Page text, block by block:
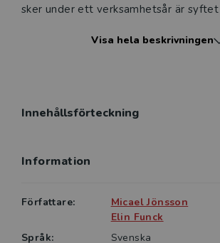
sker under ett verksamhetsår är
samt utgöra underlag för olika analyser
grundläggande kunskap och förståelse
arbetar läsaren med olika beskrivande
att praktiskt visa på
uppbyggnad, informationsinnehåll och
analysmöjligheter som
Visa hela beskrivningen
Innehållsförteckning
Information
Författare:
Micael Jönsson
Elin Funck
Språk:
Svenska